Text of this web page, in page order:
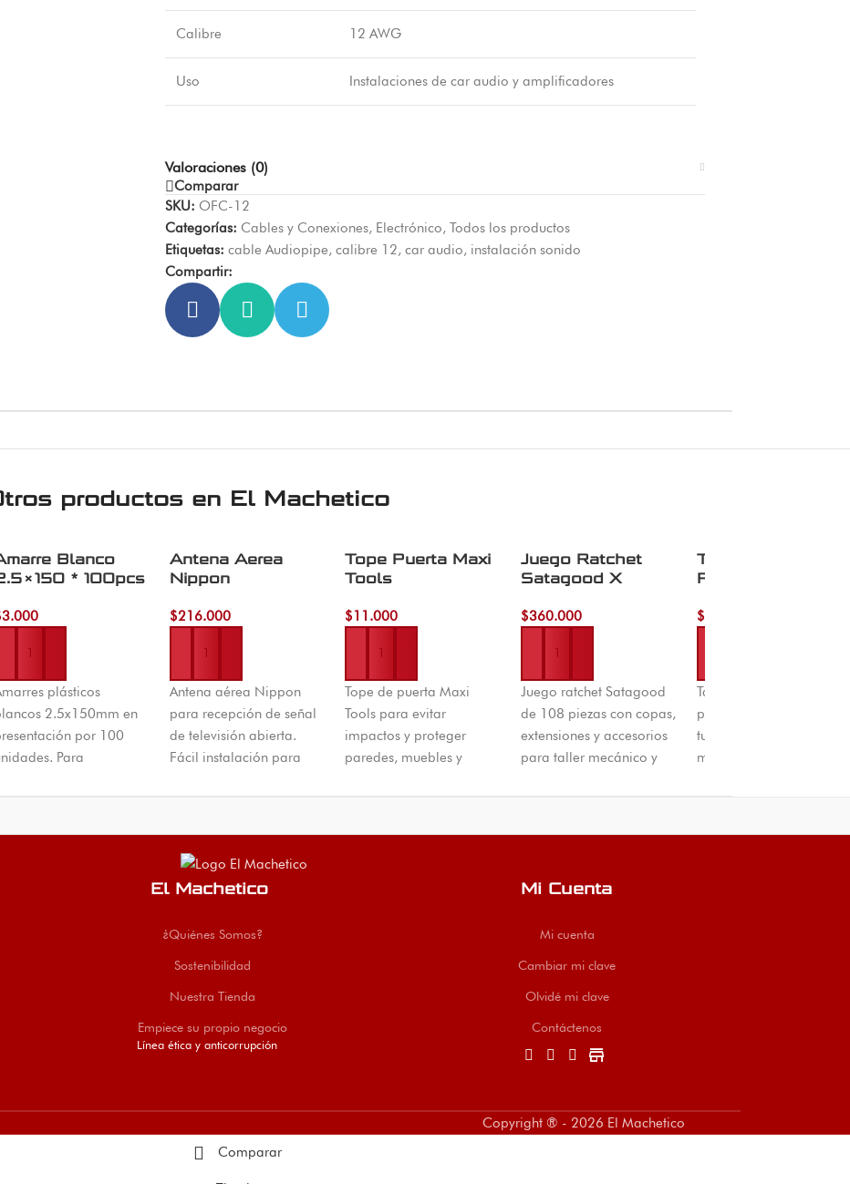
Calibre 12 AWG
Uso Instalaciones de car audio y amplificadores
Valoraciones (0)
Comparar
SKU: OFC-12
Categorías: Cables y Conexiones, Electrónico, Todos los productos
Etiquetas: cable Audiopipe, calibre 12, car audio, instalación sonido
Compartir:
productos en El Machetico
Blanco
* 100pcs
3.000
Añadir al carrito
plásticos
2.5x150mm en
por 100
Para
en interiores.
Antena Aerea
Nippon
$216.000
Añadir al carrito
Antena aérea Nippon
para recepción de señal
de televisión abierta.
Fácil instalación para
hogares sin servicio de
Tope Puerta Maxi
Tools
$11.000
Añadir al carrito
Tope de puerta Maxi
Tools para evitar
impactos y proteger
paredes, muebles y
y acabado resistente.
Juego Ratchet
Satagood X
$360.000
Añadir al carrito
Juego ratchet Satagood
de 108 piezas con copas,
extensiones y accesorios
para taller mecánico y
para ajuste profesional.
Tarraja Caja Roja
PCS
$
Tarraja Caja Roja 4
piezas para roscar
tuberías y varillas
metálicas. Kit completo
Ideal para plomería y
El Machetico
¿Quiénes Somos?
Sostenibilidad
Nuestra Tienda
Empiece su propio negocio
Línea ética y anticorrupción
Mi Cuenta
Mi cuenta
Cambiar mi clave
Olvidé mi clave
Contáctenos
store
Copyright ® - 2026 El Machetico
Comparar